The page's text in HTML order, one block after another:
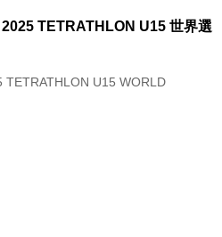
TETRATHLON U15 世界選
U15 WORLD